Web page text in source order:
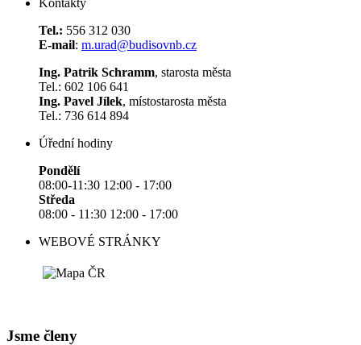
Kontakty
Tel.: 556 312 030
E-mail: m.urad@budisovnb.cz
Ing. Patrik Schramm, starosta města
Tel.: 602 106 641
Ing. Pavel Jílek, místostarosta města
Tel.: 736 614 894
Úřední hodiny
Pondělí
08:00-11:30 12:00 - 17:00
Středa
08:00 - 11:30 12:00 - 17:00
WEBOVÉ STRÁNKY
Jsme členy